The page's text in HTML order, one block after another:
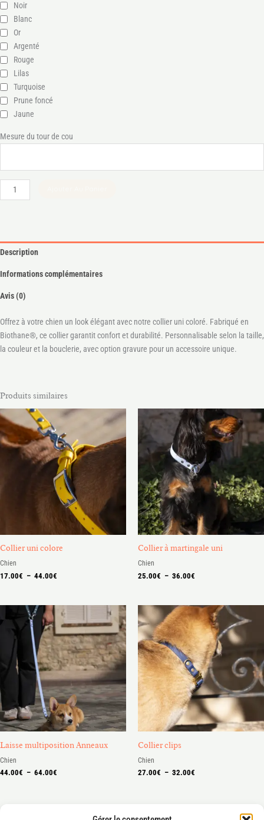
Noir
Blanc
Or
Argenté
Rouge
Lilas
Turquoise
Prune foncé
Jaune
Mesure du tour de cou
Description
Informations complémentaires
Avis (0)
Offrez à votre chien un look élégant avec notre collier uni coloré. Fabriqué en
Biothane®, ce collier garantit confort et durabilité. Personnalisable selon la taille,
la couleur et la bouclerie, avec option gravure pour un accessoire unique.
Produits similaires
Collier uni colore
Chien
17.00€ – 44.00€
Plage
prix :
17.00€
à
44.00€
Collier à martingale uni
Chien
25.00€ – 36.00€
Plage
de
prix :
25.00€
à
36.00€
Laisse multiposition Anneaux
Chien
44.00€ – 64.00€
Plage
de
prix :
44.00€
à
64.00€
Collier clips
Chien
27.00€ – 32.00€
Plage
de
prix :
27.00€
à
32.00€